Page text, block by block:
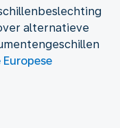
alternatieve